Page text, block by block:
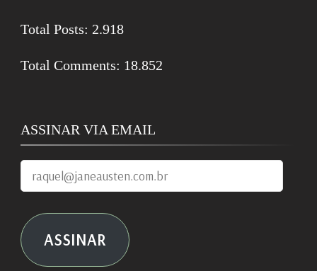
Total Posts: 2.918
Total Comments: 18.852
ASSINAR VIA EMAIL
raquel@janeausten.com.br
ASSINAR